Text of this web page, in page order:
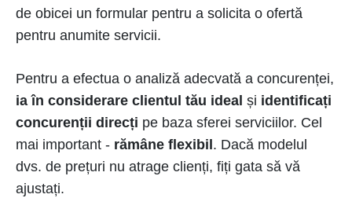
de obicei un formular pentru a solicita o ofertă
pentru anumite servicii.
Pentru a efectua o analiză adecvată a concurenței,
ia în considerare clientul tău ideal și identificați
concurenții direcți pe baza sferei serviciilor. Cel
mai important - rămâne flexibil. Dacă modelul
dvs. de prețuri nu atrage clienți, fiți gata să vă
ajustați.